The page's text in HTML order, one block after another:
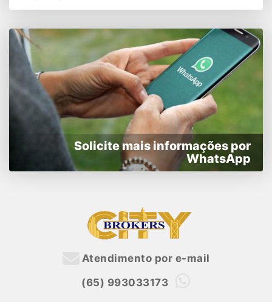
Solicite mais informações por
WhatsApp
Atendimento por e-mail
(65) 993033173